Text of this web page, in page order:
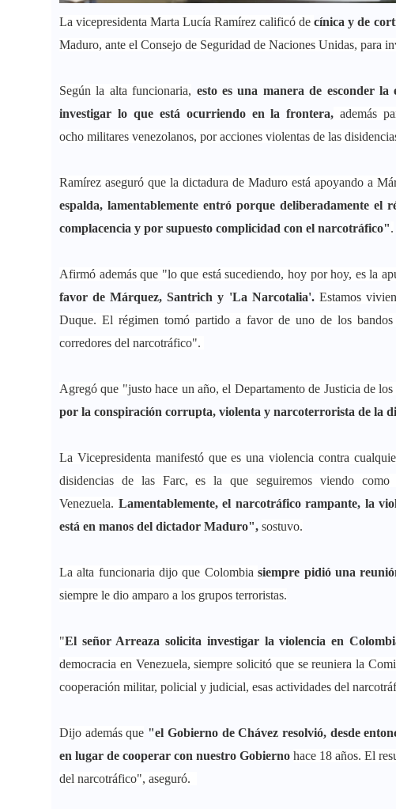
La vicepresidenta Marta Lucía Ramírez calificó de cínica y de
Maduro, ante el Consejo de Seguridad de Naciones Unidas, para
Según la alta funcionaria, esto es una manera de esconder
investigar lo que está ocurriendo en la frontera, además
ocho militares venezolanos, por acciones violentas de las
Ramírez aseguró que la dictadura de Maduro está apoyando a
espalda, lamentablemente entró porque deliberadamente
complacencia y por supuesto complicidad con el narcotráfico".
Afirmó además que "lo que está sucediendo, hoy por hoy, es la
favor de Márquez, Santrich y 'La Narcotalia'. Estamos
Duque. El régimen tomó partido a favor de uno de los
corredores del narcotráfico".
Agregó que "justo hace un año, el Departamento de Justicia de
por la conspiración corrupta, violenta y narcoterrorista de la
La Vicepresidenta manifestó que es una violencia contra
disidencias de las Farc, es la que seguiremos viendo
Venezuela. Lamentablemente, el narcotráfico rampante, la
está en manos del dictador Maduro", sostuvo.
La alta funcionaria dijo que Colombiasiempre pidió una
siempre le dio amparo a los grupos terroristas.
"El señor Arreaza solicita investigar la violencia en
democracia en Venezuela, siempre solicitó que se reuniera la
cooperación militar, policial y judicial, esas actividades del
Dijo además que "el Gobierno de Chávez resolvió, desde
en lugar de cooperar con nuestro Gobierno hace 18 años. El
del narcotráfico", aseguró.